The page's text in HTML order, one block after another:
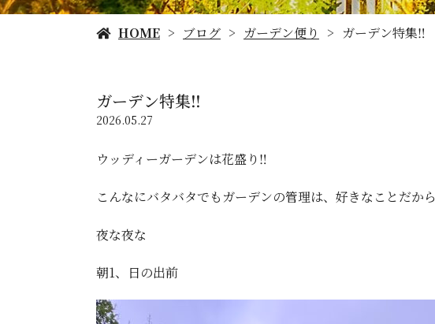
HOME ブログ ガーデン便り ガーデン特集‼️
ガーデン特集‼️
2026.05.27
ウッディーガーデンは花盛り‼️
こんなにバタバタでもガーデンの管理は、好きなことだから
夜な夜な
朝1、日の出前